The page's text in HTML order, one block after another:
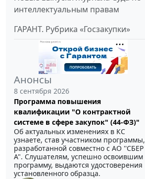
интеллектуальным правам
ГАРАНТ. Рубрика «Госзакупки»
Анонсы
8 сентября 2026
Программа повышения
квалификации "О контрактной
системе в сфере закупок" (44-ФЗ)"
Об актуальных изменениях в КС
узнаете, став участником программы,
разработанной совместно с АО ''СБЕР
А". Слушателям, успешно освоившим
программу, выдаются удостоверения
установленного образца.